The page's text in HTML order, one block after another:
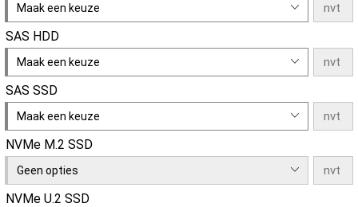
Maak een keuze
SAS HDD
Maak een keuze
SAS SSD
Maak een keuze
NVMe M.2 SSD
Geen opties
NVMe U.2 SSD